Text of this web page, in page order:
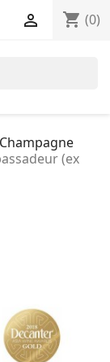
shopping_cart (0)

Champagne
(ex